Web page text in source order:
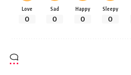
Love
0
Sad
0
Happy
0
Sleepy
0